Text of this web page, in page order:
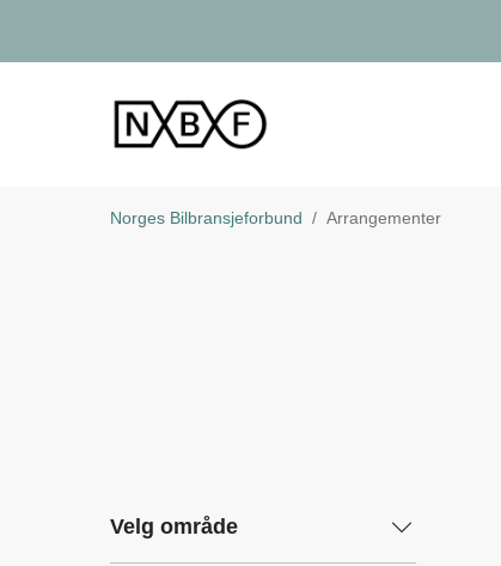
Norges Bilbransjeforbund Arrangementer
Velg område